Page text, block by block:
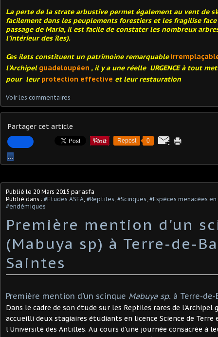
La perte de la strate arbustive permet également au vent de
facilement dans les peuplements forestiers et les fragilise face
passage de Maria, il est facile de constater les nombreux
l’intérieur des îles).
Ces îlets constituent un patrimoine remarquable
l'Archipel guadeloupéen , il y a une réelle URGENCEà tout
pour leurprotection effective et leur restauration
Voir les commentaires
Partager cet article
Repost 0
…
Publié le 20 Mars 2015 par asfa
Publié dans : #Etudes ASFA #Reptiles #Scinques #Espèces menacées
#endémiques
Première mention d'un
(Mabuya sp) à Terre-de-
Saintes
Première mention d'un scinque Mabuya sp. à Terre-
Dans le cadre de son étude sur les Reptiles rares de l'Archipel
accueilli deux stagiaires étudiants en licence Science de
l'Université des Antilles. Au cours d'une journée consacrée à